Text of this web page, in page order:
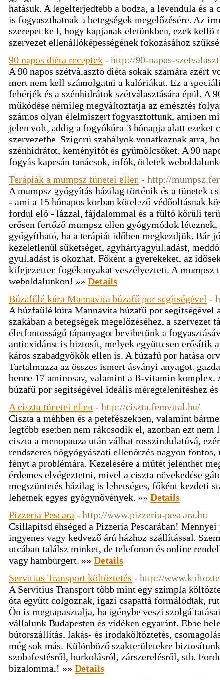
hatásuk. A legelterjedtebb a bodza, a levendula és
is fogyaszthatnak a betegségek megelőzésére. Az
szerepet kell, hogy kapjanak életünkben, ezek kellő
szervezet ellenállóképességének fokozásához
90 napos diéta receptek - http://90-napos-
A 90 napos szétválasztó diéta sokak számára azért
mert nem kell számolgatni a kalóriákat. Ez a
fehérjék és a szénhidrátok szétválasztására épül. A
működése némileg megváltoztatja az emésztés
számos olyan élelmiszert fogyasztottunk, amiben
jelen volt, addig a fogyókúra 3 hónapja alatt ezeket
szervezetbe. Szigorú szabályok vonatkoznak arra,
szénhidrátot, keményítőt és gyümölcsöket. A 90
fogyás kapcsán tanácsok, infók, ötletek
Terápiák a mumpsz tünetei ellen - http://
A mumpsz gyógyítás házilag történik és a tünetek
- ami a 15 hónapos korban kötelező védőoltásnak
fordul elő - lázzal, fájdalommal és a fültő körüli
erősen fertőző mumpsz ellen gyógymódok
gyógyítható, ha a terápiát időben megkezdjük. Bár
kezeletlenül süketséget, agyhártyagyulladást,
gyulladást is okozhat. Főként a gyerekeket, az
kifejezetten fogékonyakat veszélyezteti. A mumpsz
weboldalunkon! »» Details
Búzafűlé kúra Mannavita búzafű por segítségével -
A búzfaűlé kúra Mannavita búzafű por segítségével
szakában a betegségek megelőzéséhez, a szervezet
életfontosságú tápanyagot bevihetünk a
antioxidánst is biztosít, melyek együttesen erősítik
káros szabadgyökök ellen is. A búzafű por hatása
Tartalmazza az összes ismert ásványi anyagot,
benne 17 aminosav, valamint a B-vitamin komplex.
búzafű por segítségével ideális méregtelenítéshez
A ciszta tünetei ellen - http://ciszta.femvital.hu/
Ciszta a méhben és a petefészekben, valamint
legtöbb esetben nem rákosodik el, azonban ezt nem
ciszta a menopauza után válhat rosszindulatúvá,
rendszeres nőgyógyászati ellenőrzés nagyon
fényt a problémára. Kezelésére a műtét jelenthet
érdemes elvégeztetni, mivel a ciszta növekedése
megszüntetés házilag is lehetséges, főként kezdeti
lehetnek egyes gyógynövények. »» Details
Pizzeria Pescara - http://www.pizzeria-pescara.hu
Csillapítsd éhséged a Pizzeria Pescarában!
ingyenes vagy kedvező árú házhoz szállítással.
utcában találsz minket, de telefonon és online
vagy hamburgert. »» Details
Servitius Transport költöztetés - http://
A Servitius Transport több mint egy szimpla
óta együtt dolgoznak, igazi csapattá formálódtak,
Ön is megtapasztalja, ha igénybe veszi
vállalunk Budapesten és vidéken egyaránt. Ebbe
bútorszállítás, lakás- és irodaköltöztetés,
még sok más. Különböző szakterületekre
szobafestésről, burkolásról, zárszerelésről, stb.
bizalommal! »» Details